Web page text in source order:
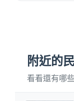
附近的
看看還有哪